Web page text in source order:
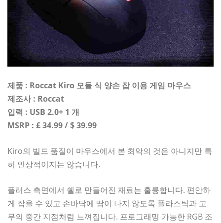
제품 : Roccat Kiro 모듈 식 양손 잡 이용 게임 마우스
제조사 : Roccat
입력 : USB 2.0+ 1 개
MSRP : £ 34.99 / $ 39.99
Kiro의 빌드 품질이 마우스에서 본 최악의 것은 아니지만 특
히 인상적이지는 않습니다.
플러스 측면에서 쉘로 만들어진 재료는 훌륭합니다. 편안하
게 잡을 수 있고 손바닥에 땀이 나지 않도록 플라스틱과 고
무의 중간 지점처럼 느껴집니다. 프로그래밍 가능한 RGB 조